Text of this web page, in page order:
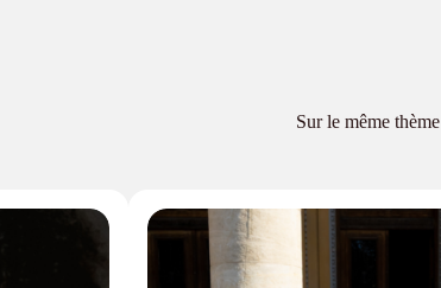
Sur le même thème